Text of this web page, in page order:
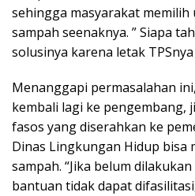
sehingga masyarakat
sampah seenaknya. ” Siapa
solusinya karena letak
Menanggapi permasalahan
kembali lagi ke pengembang,
fasos yang diserahkan ke
Dinas Lingkungan Hidup bisa
sampah. “Jika belum
bantuan tidak dapat